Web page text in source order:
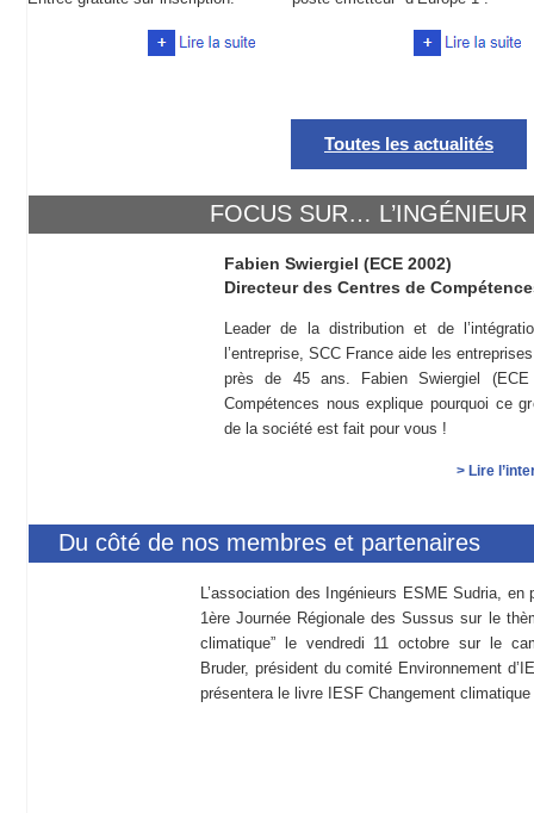
Toutes les actualités
FOCUS SUR… L’INGÉNIEUR
Fabien Swiergiel (ECE 2002)
Directeur des Centres de
Leader de la distribution et de
l’entreprise, SCC France aide les
près de 45 ans. Fabien Swiergiel
Compétences nous explique pourquoi ce
de la société est fait pour vous !
> Lire
Du côté de nos membres et partenaires
L’association des Ingénieurs ESME Sudria,
1ère Journée Régionale des Sussus sur le
climatique” le vendredi 11 octobre sur le
Bruder, président du comité Environnement
présentera le livre IESF Changement